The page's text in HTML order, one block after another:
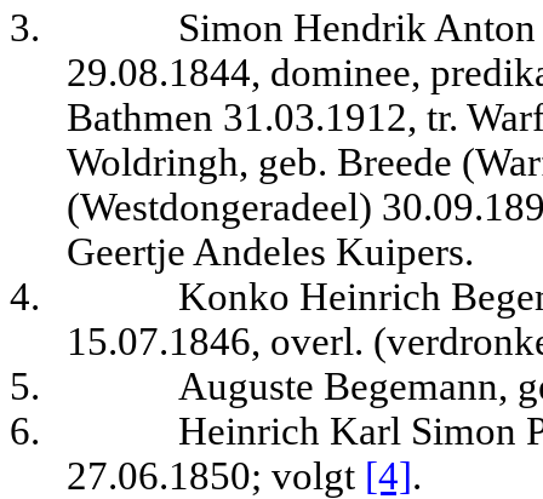
3.
Simon Hendrik
29.08.1844, dominee,
Bathmen 31.03.1912, tr.
Woldringh, geb. Breede
(Westdongeradeel)
Geertje Andeles Kuipers.
4.
Konko Heinrich
15.07.1846, overl.
5.
Auguste Begemann,
6.
Heinrich Karl Simon
27.06.1850; volgt [4].